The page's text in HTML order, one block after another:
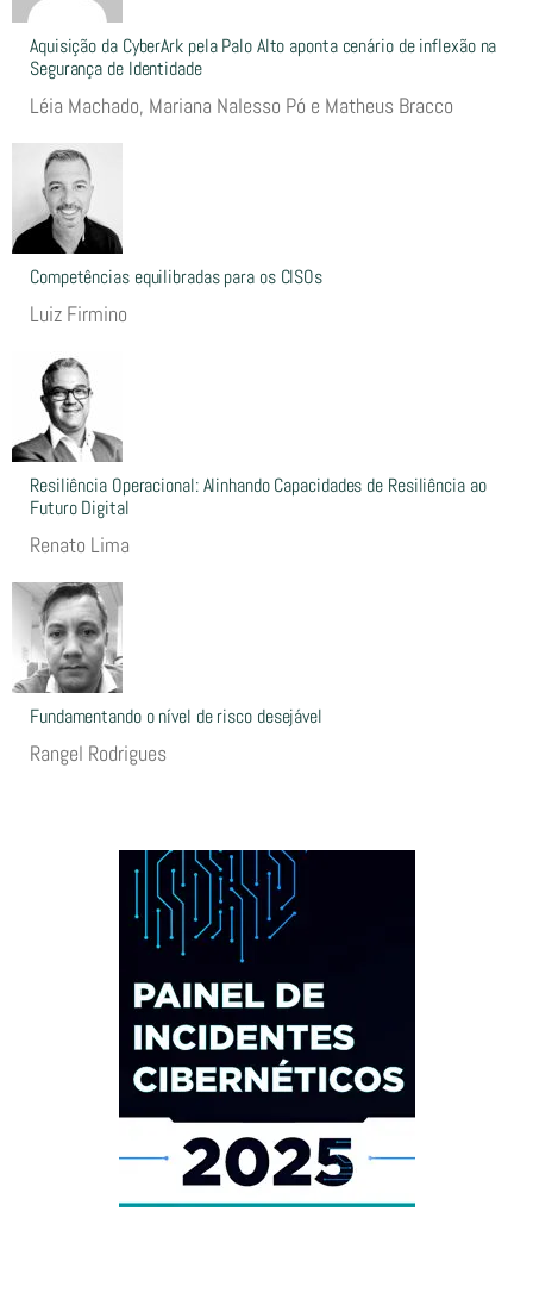
Aquisição da CyberArk pela Palo Alto aponta cenário de inflexão na
Segurança de Identidade
Léia Machado, Mariana Nalesso Pó e Matheus Bracco
Competências equilibradas para os CISOs
Luiz Firmino
Resiliência Operacional: Alinhando Capacidades de Resiliência ao
Futuro Digital
Renato Lima
Fundamentando o nível de risco desejável
Rangel Rodrigues